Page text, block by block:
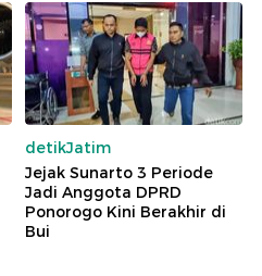
detikJatim
Jejak Sunarto 3 Periode
Jadi Anggota DPRD
Ponorogo Kini Berakhir di
Bui